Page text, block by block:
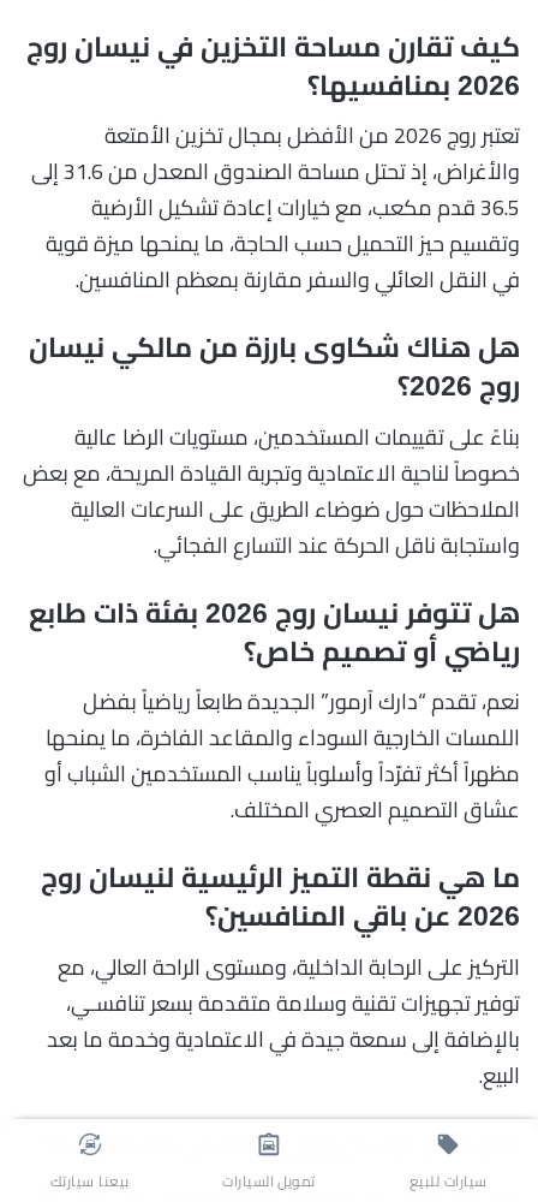
كيف تقارن مساحة التخزين في نيسان روج
2026 بمنافسيها؟
تعتبر روج 2026 من الأفضل بمجال تخزين الأمتعة
والأغراض، إذ تحتل مساحة الصندوق المعدل من 31.6 إلى
36.5 قدم مكعب، مع خيارات إعادة تشكيل الأرضية
وتقسيم حيز التحميل حسب الحاجة، ما يمنحها ميزة قوية
في النقل العائلي والسفر مقارنة بمعظم المنافسين.
هل هناك شكاوى بارزة من مالكي نيسان
روج 2026؟
بناءً على تقييمات المستخدمين، مستويات الرضا عالية
خصوصاً لناحية الاعتمادية وتجربة القيادة المريحة، مع بعض
الملاحظات حول ضوضاء الطريق على السرعات العالية
واستجابة ناقل الحركة عند التسارع الفجائي.
هل تتوفر نيسان روج 2026 بفئة ذات طابع
رياضي أو تصميم خاص؟
نعم، تقدم “دارك آرمور” الجديدة طابعاً رياضياً بفضل
اللمسات الخارجية السوداء والمقاعد الفاخرة، ما يمنحها
مظهراً أكثر تفرّداً وأسلوباً يناسب المستخدمين الشباب أو
عشاق التصميم العصري المختلف.
ما هي نقطة التميز الرئيسية لنيسان روج
2026 عن باقي المنافسين؟
التركيز على الرحابة الداخلية، ومستوى الراحة العالي، مع
توفير تجهيزات تقنية وسلامة متقدمة بسعر تنافسـي،
بالإضافة إلى سمعة جيدة في الاعتمادية وخدمة ما بعد
البيع.
كم سعر نيسان روج 2026 في السعودية؟
طرح فئة نيسان روج بلاتينيوم 2026 بسعر يبدأ من 107,963 سيارات للبيع تمويل السيارات بيعنا سيارتك